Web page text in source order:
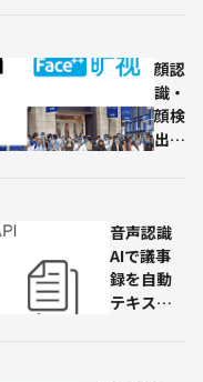
キカ
ガク
の技
術ブ
指紋
の次
に来
るセ
我々
の生
活を
変え
顔認
識・
顔検
出と
認識
API
の機
能・
音声認識
AIで議事
録を自動
テキスト